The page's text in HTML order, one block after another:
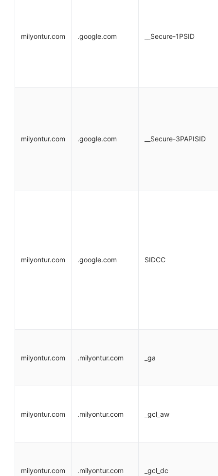
milyontur.com .google.com __Secure-1PSID
milyontur.com .google.com __Secure-3PAPISID
milyontur.com .google.com SIDCC
milyontur.com .milyontur.com _ga
milyontur.com .milyontur.com _gcl_aw
milyontur.com .milyontur.com _gcl_dc